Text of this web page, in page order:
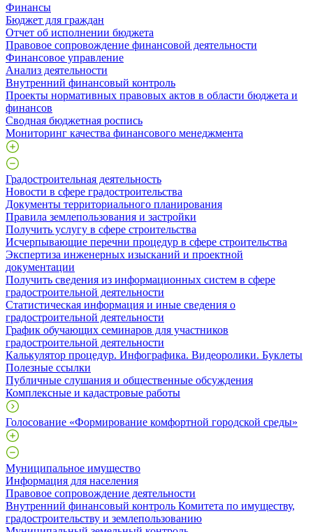
Финансы
Бюджет для граждан
Отчет об исполнении бюджета
Правовое сопровождение финансовой деятельности
Финансовое управление
Анализ деятельности
Внутренний финансовый контроль
Проекты нормативных правовых актов в области бюджета и
финансов
Сводная бюджетная роспись
Мониторинг качества финансового менеджмента
Градостроительная деятельность
Новости в сфере градостроительства
Документы территориального планирования
Правила землепользования и застройки
Получить услугу в сфере строительства
Исчерпывающие перечни процедур в сфере строительства
Экспертиза инженерных изысканий и проектной
документации
Получить сведения из информационных систем в сфере
градостроительной деятельности
Статистическая информация и иные сведения о
градостроительной деятельности
График обучающих семинаров для участников
градостроительной деятельности
Калькулятор процедур. Инфографика. Видеоролики. Буклеты
Полезные ссылки
Публичные слушания и общественные обсуждения
Комплексные и кадастровые работы
Голосование «Формирование комфортной городской среды»
Муниципальное имущество
Информация для населения
Правовое сопровождение деятельности
Внутренний финансовый контроль Комитета по имуществу,
градостроительству и землепользованию